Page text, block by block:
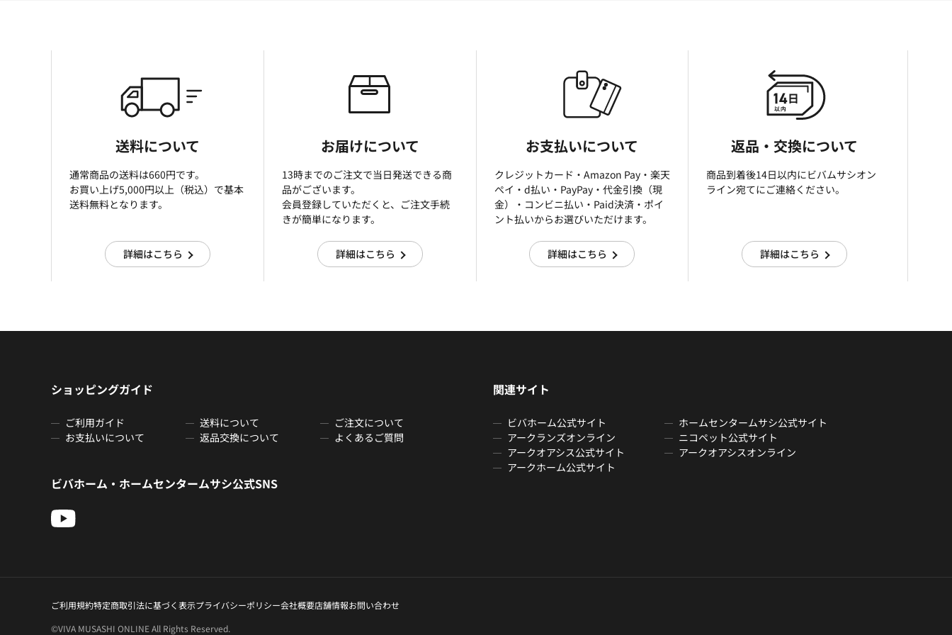
送料について
通常商品の送料は660円です。
お買い上げ5,000円以上（税込）で基本
送料無料となります。
詳細はこちら
お届けについて
13時までのご注文で当日発送できる商
品がございます。
会員登録していただくと、ご注文手続
きが簡単になります。
詳細はこちら
お支払いについて
クレジットカード・Amazon Pay・楽天
ぺイ・d払い・PayPay・代金引換（現
金）・コンビニ払い・Paid決済・ポイ
ント払いからお選びいただけます。
詳細はこちら
返品・交換について
商品到着後14日以内にビバムサシオン
ライン宛てにご連絡ください。
詳細はこちら
ショッピングガイド
ご利用ガイド 送料について
ご注文について
お支払いについて
返品交換について よくあるご質問
関連サイト
ビバホーム公式サイト
ホームセンタームサシ公式サイト
アークランズオンライン
ニコペット公式サイト
アークオアシス公式サイト
アークオアシスオンライン
アークホーム公式サイト
ビバホーム・ホームセンタームサシ公式SNS
ご利用規約特定商取引法に基づく表示プライバシーポリシー会社概要店舗情報お問い合わせ
©VIVA MUSASHI ONLINE All Rights Reserved.